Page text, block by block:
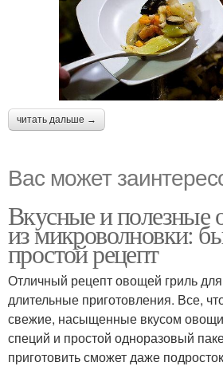
читать дальше →
Вас может
Вкусные и полезные
из микроволновки:
простой рецепт
Отличный рецепт овощей гриль
длительные приготовления. Все,
свежие, насыщенные вкусом
специй и простой одноразовый
приготовить сможет даже